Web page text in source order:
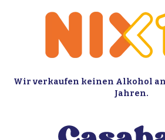
Wir verkaufen keinen Alkohol
Jahren.